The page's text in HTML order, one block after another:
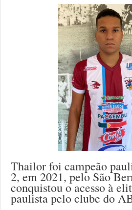
Thailor foi campeão
2, em 2021, pelo São
conquistou o acesso à
paulista pelo clube do